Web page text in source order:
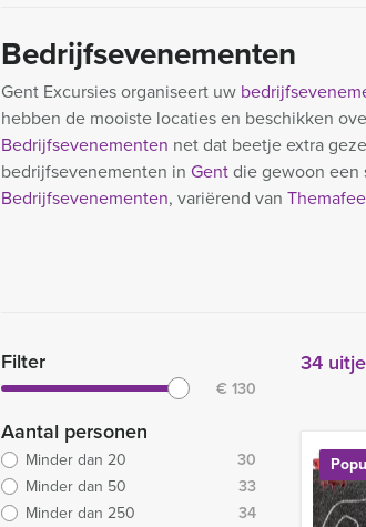
Bedrijfsevenementen
Gent Excursies organiseert uw
hebben de mooiste locaties en beschikken
Bedrijfsevenementen net dat beetje extra
bedrijfsevenementen in Gentdie gewoon een
Bedrijfsevenementen, variërend van
Filter
€ 130
Aantal personen
Minder dan 20
30
Minder dan 50
33
Minder dan 250
34
34